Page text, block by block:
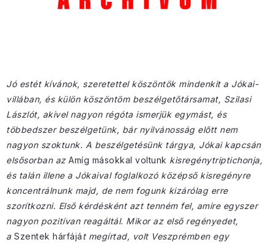
Jó estét kívánok, szeretettel köszöntök mindenkit a Jókai-
villában, és külön köszöntöm beszélgetőtársamat, Szilasi
Lászlót, akivel nagyon régóta ismerjük egymást, és
többedszer beszélgetünk, bár nyilvánosság előtt nem
nagyon szoktunk. A beszélgetésünk tárgya, Jókai kapcsán
elsősorban azAmíg másokkal voltunk kisregénytriptichonja,
és talán illene a Jókaival foglalkozó középső kisregényre
koncentrálnunk majd, de nem fogunk kizárólag erre
szorítkozni. Első kérdésként azt tenném fel, amire egyszer
nagyon pozitívan reagáltál. Mikor az első regényedet,
a Szentek hárfáját megírtad, volt Veszprémben egy